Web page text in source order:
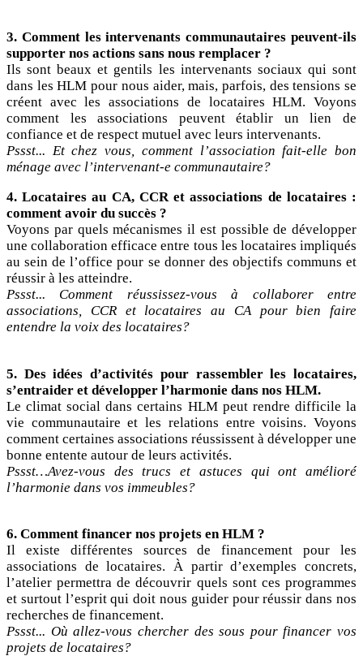
3. Comment les intervenants communautaires peuvent-ils
supporter nos actions sans nous remplacer ?
Ils sont beaux et gentils les intervenants sociaux qui sont
dans les HLM pour nous aider, mais, parfois, des tensions se
créent avec les associations de locataires HLM. Voyons
comment les associations peuvent établir un lien de
confiance et de respect mutuel avec leurs intervenants.
Pssst... Et chez vous, comment l’association fait-elle bon
ménage avec l’intervenant-e communautaire?
4. Locataires au CA, CCR et associations de locataires :
comment avoir du succès ?
Voyons par quels mécanismes il est possible de développer
une collaboration efficace entre tous les locataires impliqués
au sein de l’office pour se donner des objectifs communs et
réussir à les atteindre.
Pssst... Comment réussissez-vous à collaborer entre
associations, CCR et locataires au CA pour bien faire
entendre la voix des locataires?
5. Des idées d’activités pour rassembler les locataires,
s’entraider et développer l’harmonie dans nos HLM.
Le climat social dans certains HLM peut rendre difficile la
vie communautaire et les relations entre voisins. Voyons
comment certaines associations réussissent à développer une
bonne entente autour de leurs activités.
Pssst…Avez-vous des trucs et astuces qui ont amélioré
l’harmonie dans vos immeubles?
6. Comment financer nos projets en HLM ?
Il existe différentes sources de financement pour les
associations de locataires. À partir d’exemples concrets,
l’atelier permettra de découvrir quels sont ces programmes
et surtout l’esprit qui doit nous guider pour réussir dans nos
recherches de financement.
Pssst... Où allez-vous chercher des sous pour financer vos
projets de locataires?